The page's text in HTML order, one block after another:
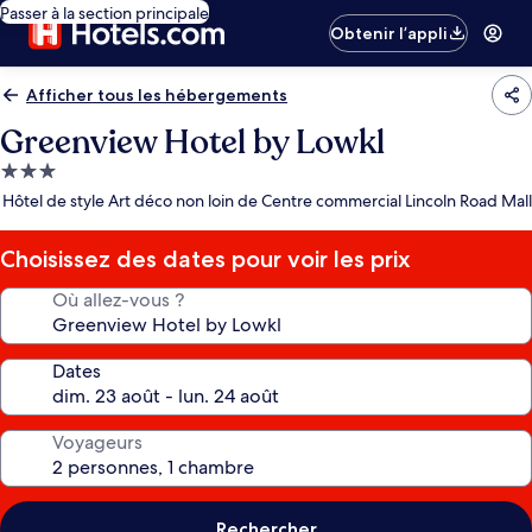
Passer à la section principale
Obtenir l’appli
Afficher tous les hébergements
Greenview Hotel by Lowkl
Hébergement
3.0 étoiles
Hôtel de style Art déco non loin de Centre commercial Lincoln Road Mall
Choisissez des dates pour voir les prix
Où allez-vous ?
Dates
Voyageurs